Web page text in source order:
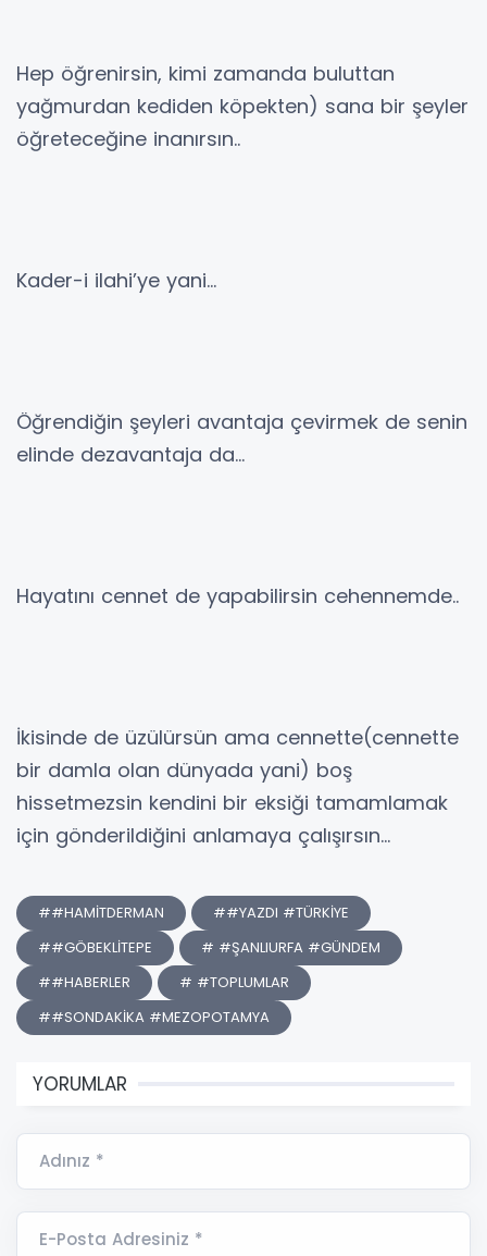
Hep öğrenirsin, kimi zamanda buluttan
yağmurdan kediden köpekten) sana bir şeyler
öğreteceğine inanırsın..
Kader-i ilahi’ye yani…
Öğrendiğin şeyleri avantaja çevirmek de senin
elinde dezavantaja da…
Hayatını cennet de yapabilirsin cehennemde..
İkisinde de üzülürsün ama cennette(cennette
bir damla olan dünyada yani) boş
hissetmezsin kendini bir eksiği tamamlamak
için gönderildiğini anlamaya çalışırsın…
##HAMİTDERMAN
##YAZDI #TÜRKİYE
##GÖBEKLİTEPE
# #ŞANLIURFA #GÜNDEM
##HABERLER
# #TOPLUMLAR
##SONDAKİKA #MEZOPOTAMYA
YORUMLAR
Adınız *
E-Posta Adresiniz *